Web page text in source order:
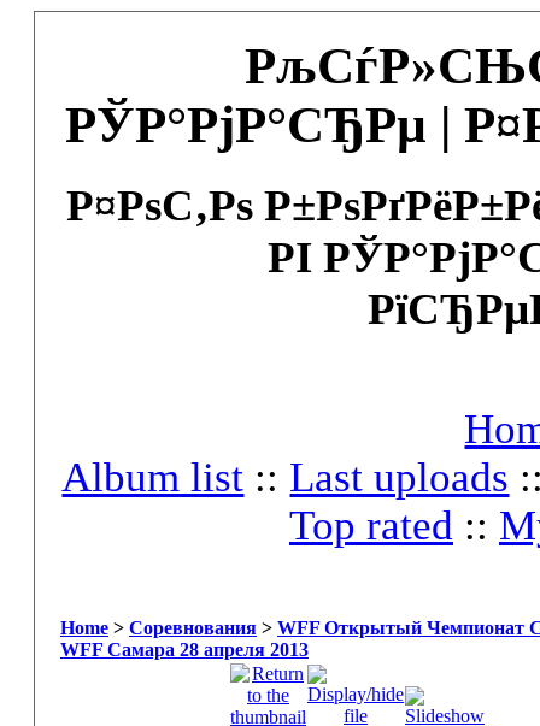
РЎР°РјР°СЂРµ |
Р¤РѕС‚Рѕ
РІ
Album list :: Last uploads
Top rated ::
Home > Соревнования > WFF Открытый Чемпионат
WFF Самара 28 апреля 2013